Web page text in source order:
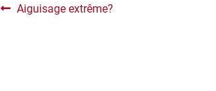
Navigation
Article
Aiguisage extrême?